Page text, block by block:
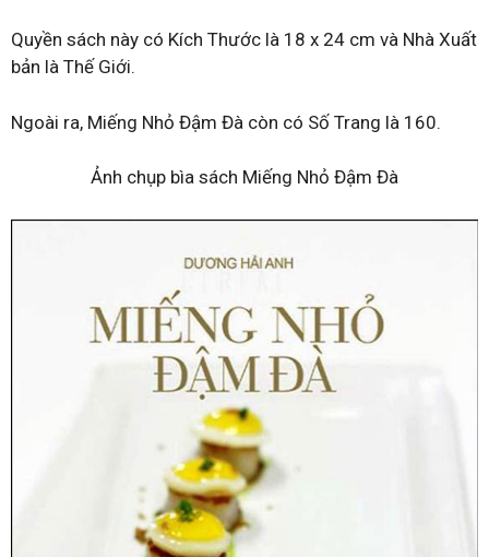
Quyền sách này có Kích Thước là 18 x 24 cm và Nhà Xuất
bản là Thế Giới.
Ngoài ra, Miếng Nhỏ Đậm Đà còn có Số Trang là 160.
Ảnh chụp bìa sách Miếng Nhỏ Đậm Đà